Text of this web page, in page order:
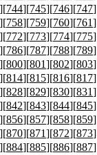
][744][745][746][747
][758][759][760][761
][772][773][774][775
][786][787][788][789
][800][801][802][803
][814][815][816][817
][828][829][830][831
][842][843][844][845
][856][857][858][859
][870][871][872][873
][884][885][886][887